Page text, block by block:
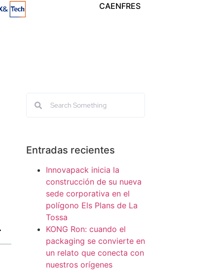
CAENFRES
Entradas recientes
Innovapack inicia la
construcción de su nueva
sede corporativa en el
polígono Els Plans de La
Tossa
KONG Ron: cuando el
packaging se convierte en
un relato que conecta con
nuestros orígenes